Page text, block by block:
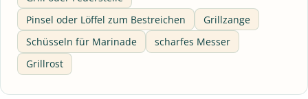
Pinsel oder Löffel zum Bestreichen
Grillzange
Schüsseln für Marinade
scharfes Messer
Grillrost